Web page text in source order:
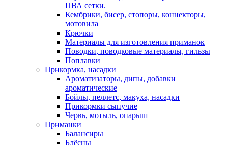
ПВА сетки.
Кембрики, бисер, стопоры, коннекторы,
мотовила
Крючки
Материалы для изготовления приманок
Поводки, поводковые материалы, гильзы
Поплавки
Прикормка, насадки
Ароматизаторы, дипы, добавки
ароматические
Бойлы, пеллетс, макуха, насадки
Прикормки сыпучие
Червь, мотыль, опарыш
Приманки
Балансиры
Блёсны